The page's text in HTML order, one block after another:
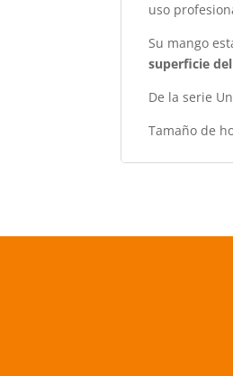
uso
Su mango
superficie
De la serie
Tamaño de